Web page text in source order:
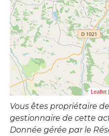
Leaflet
Vous êtes propriétaire
gestionnaire de cette
Donnée gérée par le